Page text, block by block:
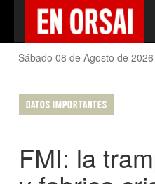
Sábado 08 de Agosto de 2026
DATOS IMPORTANTES
FMI: la